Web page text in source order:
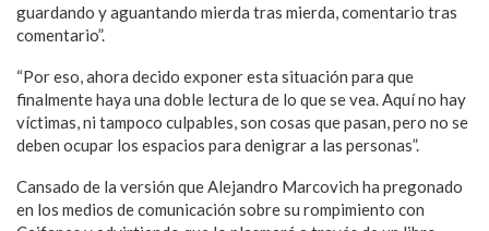
guardando y aguantando mierda tras mierda, comentario tras
comentario”.
“Por eso, ahora decido exponer esta situación para que
finalmente haya una doble lectura de lo que se vea. Aquí no hay
víctimas, ni tampoco culpables, son cosas que pasan, pero no se
deben ocupar los espacios para denigrar a las personas”.
Cansado de la versión que Alejandro Marcovich ha pregonado
en los medios de comunicación sobre su rompimiento con